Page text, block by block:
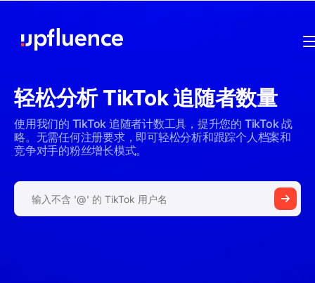
轻松分析 TikTok 追随者数量
使用我们的 TikTok 追随者计数工具，提升您的 TikTok 战
略。无需任何注册要求，即可轻松分析和跟踪个人档案和
竞争对手的粉丝增长模式。